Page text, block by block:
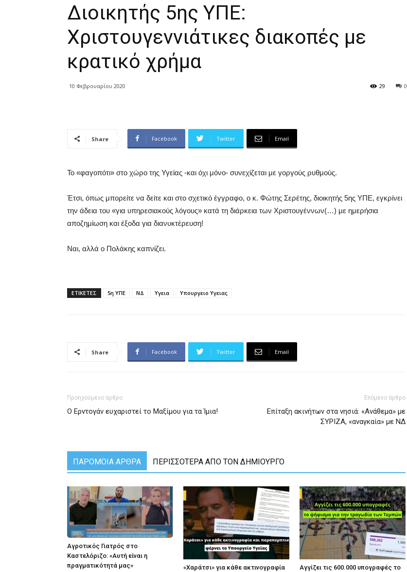
Διοικητής 5ης ΥΠΕ:
Χριστουγεννιάτικες διακοπές με
κρατικό χρήμα
10 Φεβρουαρίου 2020 0
29
Share Facebook Twitter Email
Το «φαγοπότι» στο χώρο της Υγείας -και όχι μόνο- συνεχίζεται με γοργούς ρυθμούς.
Έτσι, όπως μπορείτε να δείτε και στο σχετικό έγγραφο, ο κ. Φώτης Σερέτης, διοικητής 5ης ΥΠΕ, εγκρίνει
την άδεια του «για υπηρεσιακούς λόγους» κατά τη διάρκεια των Χριστουγέννων(…) με ημερήσια
αποζημίωση και έξοδα για διανυκτέρευση!
Ναι, αλλά ο Πολάκης καπνίζει.
ΕΤΙΚΕΤΕΣ 5η ΥΠΕ ΝΔ Υγεια Υπουργειο Υγειας
Share Facebook Twitter Email
Προηγούμενο άρθρο
Ο Ερντογάν ευχαριστεί το Μαξίμου για τα Ίμια!
Επόμενο άρθρο
Επίταξη ακινήτων στα νησιά: «Ανάθεμα» με
ΣΥΡΙΖΑ, «αναγκαία» με ΝΔ
ΠΑΡΟΜΟΙΑ ΑΡΘΡΑ ΠΕΡΙΣΣΟΤΕΡΑ ΑΠΟ ΤΟΝ ΔΗΜΙΟΥΡΓΟ
Αγροτικός Γιατρός στο
Καστελόριζο: «Αυτή είναι η
πραγματικότητά μας»
«Χαράτσι» για κάθε ακτινογραφία
Αγγίζει τις 600.000 υπογραφές το